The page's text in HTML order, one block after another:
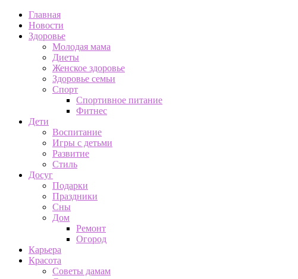
Главная
Новости
Здоровье
Молодая мама
Диеты
Женское здоровье
Здоровье семьи
Спорт
Спортивное питание
Фитнес
Дети
Воспитание
Игры с детьми
Развитие
Стиль
Досуг
Подарки
Праздники
Сны
Дом
Ремонт
Огород
Карьера
Красота
Советы дамам